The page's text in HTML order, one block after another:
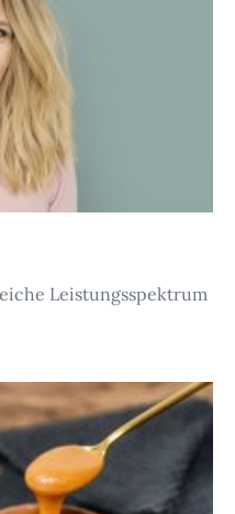
Leistungsspektrum